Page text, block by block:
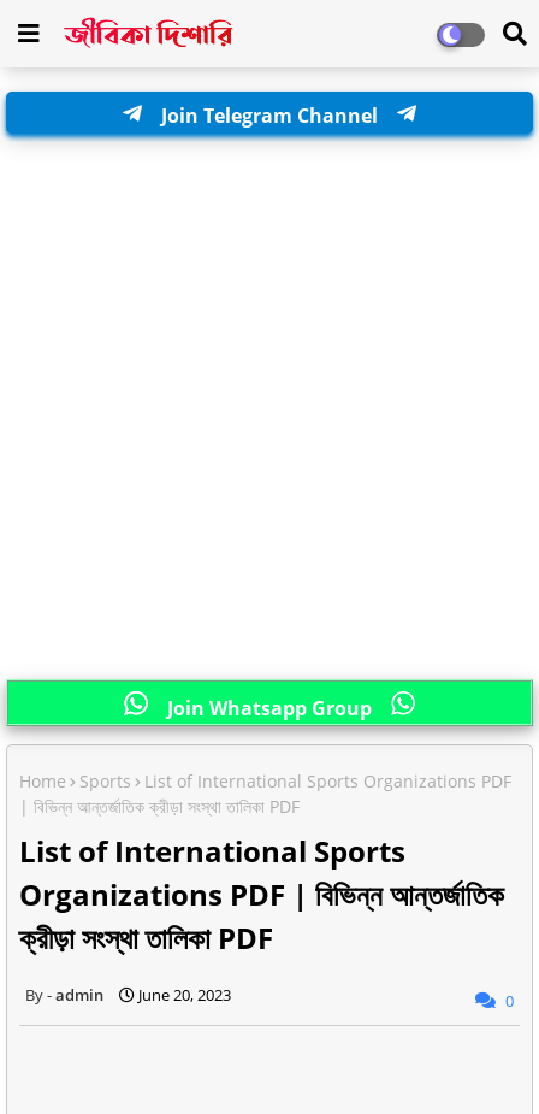
Join Telegram Channel
Join Whatsapp Group
Home Sports
List of International Sports Organizations PDF
| বিভিন্ন আন্তর্জাতিক ক্রীড়া সংস্থা তালিকা PDF
List of International Sports
Organizations PDF | বিভিন্ন আন্তর্জাতিক
ক্রীড়া সংস্থা তালিকা PDF
admin June 20, 2023 0